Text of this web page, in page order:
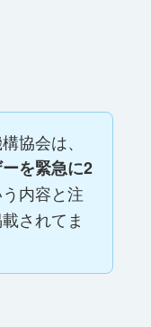
協会は、
を緊急に2
う内容と注
されてま